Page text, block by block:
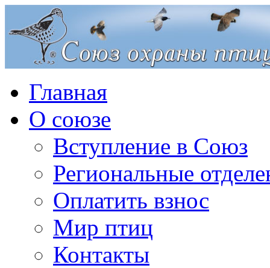
Главная
О союзе
Вступление в Союз
Региональные
Оплатить взнос
Мир птиц
Контакты